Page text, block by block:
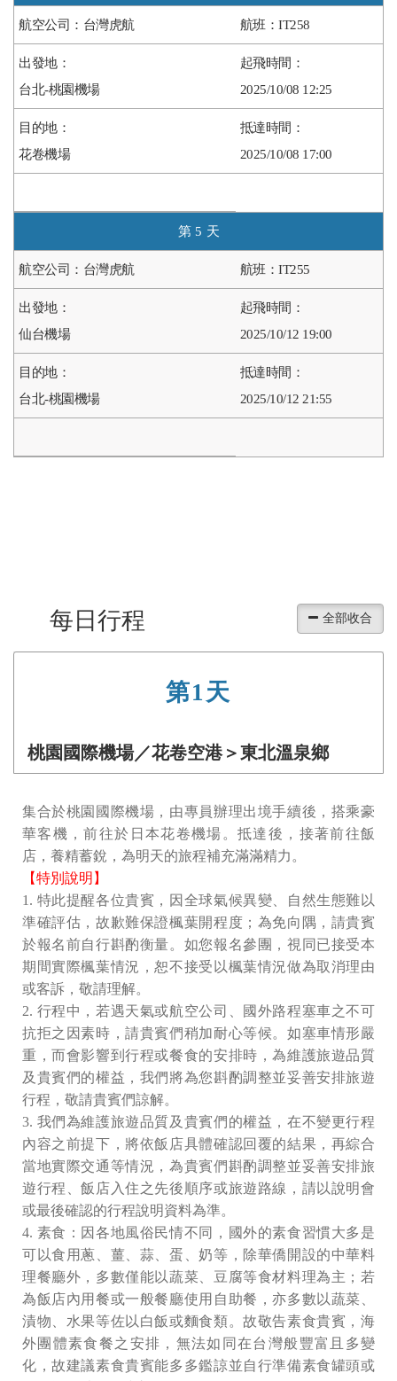
台灣虎航 IT258
台北-桃園機場 2025/10/08 12:25
花卷機場 2025/10/08 17:00
5
台灣虎航 IT255
仙台機場 2025/10/12 19:00
台北-桃園機場 2025/10/12 21:55
每日行程
第1天
桃園國際機場／花卷空港＞東北溫泉鄉
集合於桃園國際機場，由專員辦理出境手續後，搭乘豪
華客機，前往於⽇本花卷機場。抵達後，接著前往飯
店，養精蓄銳，為明天的旅程補充滿滿精力。
【特別說明】
1. 特此提醒各位貴賓，因全球氣候異變、⾃然⽣態難以
準確評估，故歉難保證楓葉開程度；為免向隅，請貴賓
於報名前⾃⾏斟酌衡量。如您報名參團，視同已接受本
期間實際楓葉情況，恕不接受以楓葉情況做為取消理由
或客訴，敬請理解。
2. ⾏程中，若遇天氣或航空公司、國外路程塞⾞之不可
抗拒之因素時，請貴賓們稍加耐⼼等候。如塞⾞情形嚴
重，⽽會影響到⾏程或餐食的安排時，為維護旅遊品質
及貴賓們的權益，我們將為您斟酌調整並妥善安排旅遊
⾏程，敬請貴賓們諒解。
3. 我們為維護旅遊品質及貴賓們的權益，在不變更⾏程
內容之前提下，將依飯店具體確認回覆的結果，再綜合
當地實際交通等情況，為貴賓們斟酌調整並妥善安排旅
遊⾏程、飯店入住之先後順序或旅遊路線，請以說明會
或最後確認的⾏程說明資料為準。
4. 素食：因各地風俗⺠情不同，國外的素食習慣⼤多是
可以食⽤蔥、薑、蒜、蛋、奶等，除華僑開設的中華料
理餐廳外，多數僅能以蔬菜、豆腐等食材料理為主；若
為飯店內⽤餐或⼀般餐廳使⽤⾃助餐，亦多數以蔬菜、
漬物、⽔果等佐以⽩飯或麵食類。故敬告素食貴賓，海
外團體素食餐之安排，無法如同在台灣般豐富且多變
化，故建議素食貴賓能多多鑑諒並⾃⾏準備素食罐頭或